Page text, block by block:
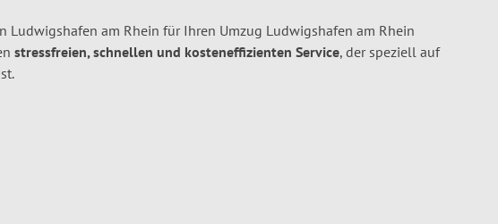
Ludwigshafen am Rhein für Ihren Umzug Ludwigshafen am Rhein
stressfreien, schnellen und kosteneffizienten Service, der speziell auf